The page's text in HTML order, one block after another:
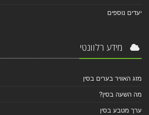
יעדים נוספים
מידע רלוונטי
מזג האוויר בערים בסין
מה השעה בסין?
ערך מטבע בסין